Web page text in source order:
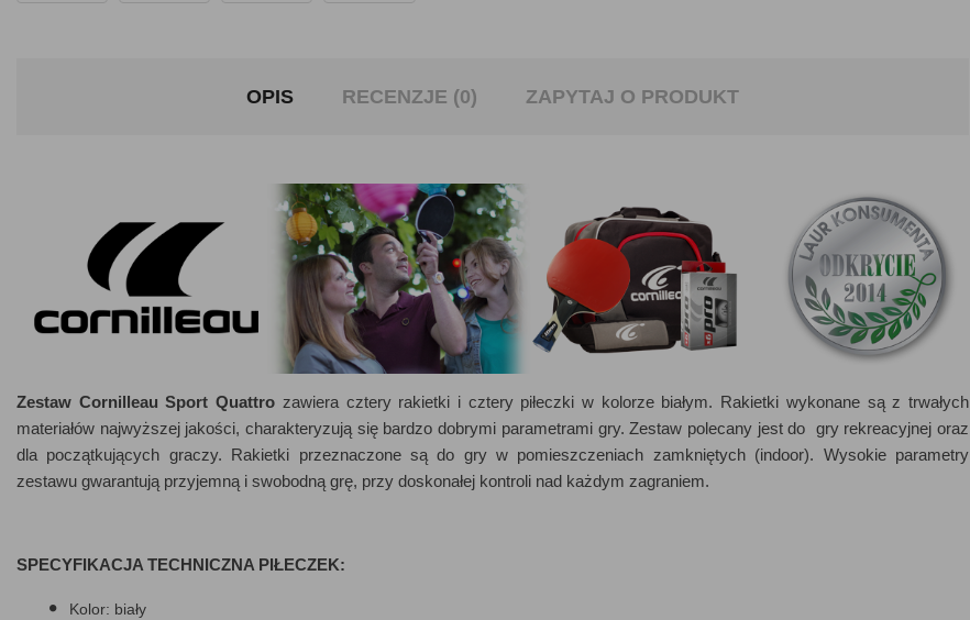
OPIS RECENZJE (0) ZAPYTAJ O PRODUKT
Zestaw Cornilleau Sport Quattro zawiera cztery rakietki i cztery piłeczki w kolorze białym. Rakietki wykonane są z trwałych
materiałów najwyższej jakości, charakteryzują się bardzo dobrymi parametrami gry. Zestaw polecany jest do gry rekreacyjnej oraz
dla początkujących graczy. Rakietki przeznaczone są do gry w pomieszczeniach zamkniętych (indoor). Wysokie parametry
zestawu gwarantują przyjemną i swobodną grę, przy doskonałej kontroli nad każdym zagraniem.
SPECYFIKACJA TECHNICZNA PIŁECZEK:
Kolor: biały